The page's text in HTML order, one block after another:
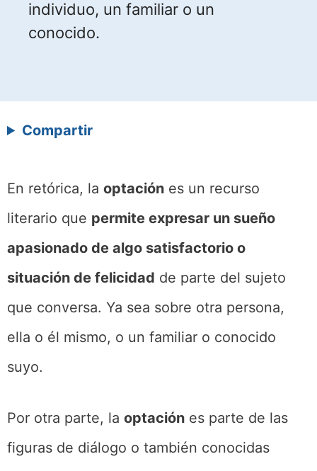
individuo, un familiar o un
conocido.
Compartir
En retórica, la optación es un recurso
literario que permite expresar un sueño
apasionado de algo satisfactorio o
situación de felicidad de parte del sujeto
que conversa. Ya sea sobre otra persona,
ella o él mismo, o un familiar o conocido
suyo.
Por otra parte, la optación es parte de las
figuras de diálogo o también conocidas